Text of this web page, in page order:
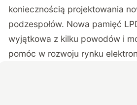
koniecznością projektowania
podzespołów. Nowa pamięć
wyjątkowa z kilku powodów i
pomóc w rozwoju rynku